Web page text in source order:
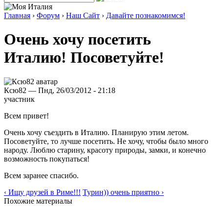
Главная › Форум › Наш Сайт › Давайте познакомимся!
Очень хочу посетить
Италию! Посоветуйте!
Ксю82 — Пнд, 26/03/2012 - 21:18
участник
Всем привет!
Очень хочу съездить в Италию. Планирую этим летом.
Посоветуйте, то лучше посетить. Не хочу, чтобы было много
народу. Люблю старину, красоту природы, замки, и конечно
возможность покупаться!
Всем заранее спасибо.
‹ Ищу друзей в Риме!!! Турин)) очень приятно ›
Похожие материалы